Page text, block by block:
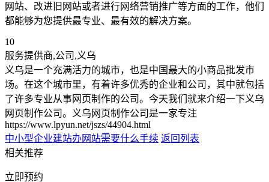
网站、改进旧网站或者进行网络营销推广等方面的工作，他们
都能够为您提供最专业、最有效的解决方案。
10
服务提供商,公司,义乌
义乌是一个充满活力的城市，也是中国最大的小商品批发市
场。在这个城市里，有着许多优秀的企业和公司，其中就包括
了许多专业从事网页制作的公司。今天我们就来介绍一下义乌
网页制作公司。义乌网页制作公司是一家专注
https://www.lpyun.net/jszs/44904.html
中小型企业建站办网站需要什么手续 返回列表
相关推荐
立即预约